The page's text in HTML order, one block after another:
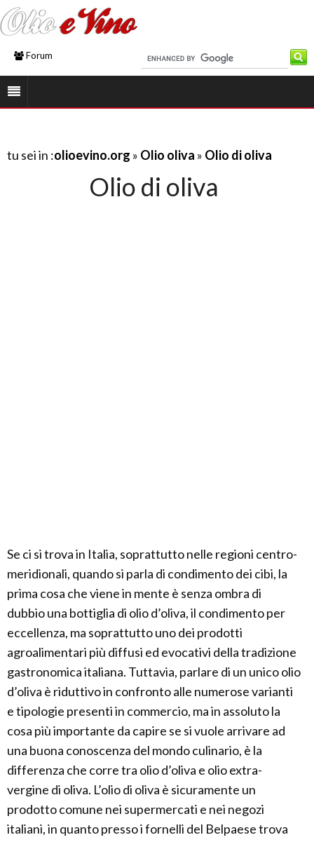
Forum
tu sei in :olioevino.org » Olio oliva » Olio di oliva
Olio di oliva
Se ci si trova in Italia, soprattutto nelle regioni centro-
meridionali, quando si parla di condimento dei cibi, la
prima cosa che viene in mente è senza ombra di
dubbio una bottiglia di olio d’oliva, il condimento per
eccellenza, ma soprattutto uno dei prodotti
agroalimentari più diffusi ed evocativi della tradizione
gastronomica italiana. Tuttavia, parlare di un unico olio
d’oliva è riduttivo in confronto alle numerose varianti
e tipologie presenti in commercio, ma in assoluto la
cosa più importante da capire se si vuole arrivare ad
una buona conoscenza del mondo culinario, è la
differenza che corre tra olio d’oliva e olio extra-
vergine di oliva. L’olio di oliva è sicuramente un
prodotto comune nei supermercati e nei negozi
italiani, in quanto presso i fornelli del Belpaese trova